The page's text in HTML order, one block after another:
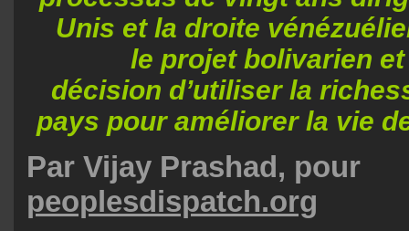
Unis et la droite
le projet bolivarien
décision d’utiliser la
pays pour améliorer la vie
Par Vijay Prashad, pour
peoplesdispatch.org